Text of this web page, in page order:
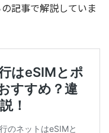
記事で解説していま